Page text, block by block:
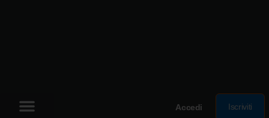
Accedi Iscriviti